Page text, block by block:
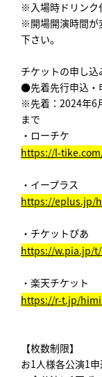
※入場時ドリンク
※開場開演時間が
下さい。
チケットの申し
●先着先行申込・
※先着：2024年6
まで
・ローチケ
https://l-
・イープラス
https://eplus.jp/
・チケットぴあ
https://w.pia.jp/
・楽天チケット
https://r-t.jp/
【枚数制限】
お1人様各公演1